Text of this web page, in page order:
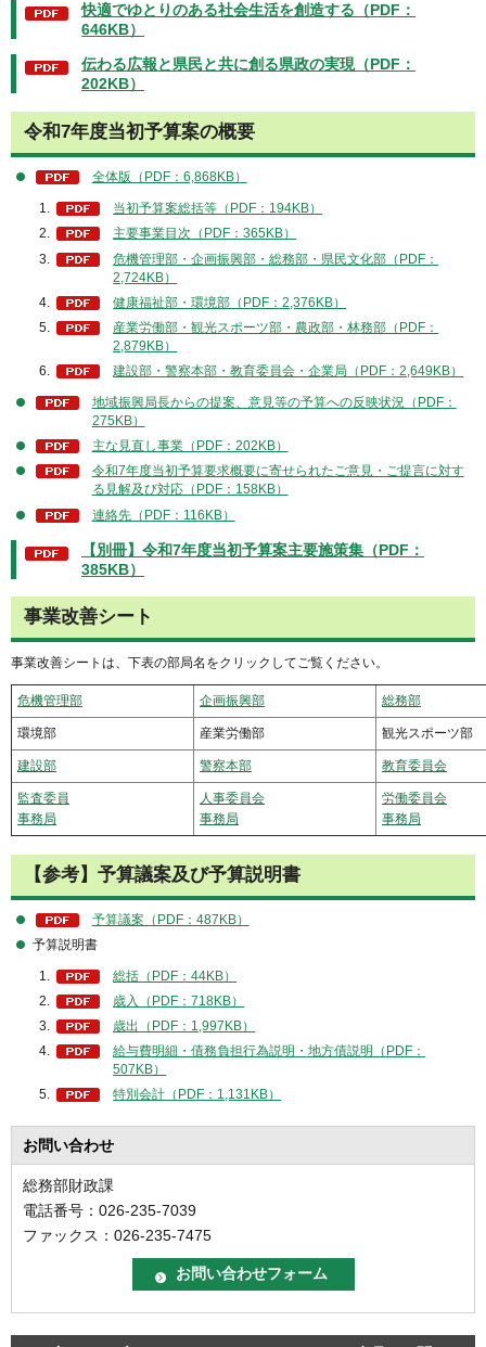
快適でゆとりのある社会生活を創造する（PDF：
646KB）
伝わる広報と県⺠と共に創る県政の実現（PDF：
202KB）
令和7年度当初予算案の概要
全体版（PDF：6,868KB）
当初予算案総括等（PDF：194KB）
主要事業目次（PDF：365KB）
危機管理部・企画振興部・総務部・県民文化部（PDF：
2,724KB）
健康福祉部・環境部（PDF：2,376KB）
産業労働部・観光スポーツ部・農政部・林務部（PDF：
2,879KB）
建設部・警察本部・教育委員会・企業局（PDF：2,649KB）
地域振興局長からの提案、意見等の予算への反映状況（PDF：
275KB）
主な見直し事業（PDF：202KB）
令和7年度当初予算要求概要に寄せられたご意見・ご提言に対す
る見解及び対応（PDF：158KB）
連絡先（PDF：116KB）
【別冊】令和7年度当初予算案主要施策集（PDF：
385KB）
事業改善シート
事業改善シートは、下表の部局名をクリックしてご覧ください。
危機管理部 企画振興部 総務部
環境部 産業労働部 観光スポーツ部
建設部 警察本部 教育委員会
監査委員
事務局
人事委員会
事務局
労働委員会
事務局
【参考】予算議案及び予算説明書
予算議案（PDF：487KB）
予算説明書
総括（PDF：44KB）
歳入（PDF：718KB）
歳出（PDF：1,997KB）
給与費明細・債務負担行為説明・地方債説明（PDF：
507KB）
特別会計（PDF：1,131KB）
お問い合わせ
総務部財政課
電話番号：026-235-7039
ファックス：026-235-7475